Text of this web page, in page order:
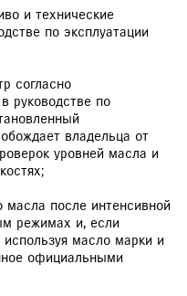
и технические
по эксплуатации
согласно
руководстве по
владельца от
уровней масла и
масла после интенсивной
режимах и, если
масло марки и
официальными